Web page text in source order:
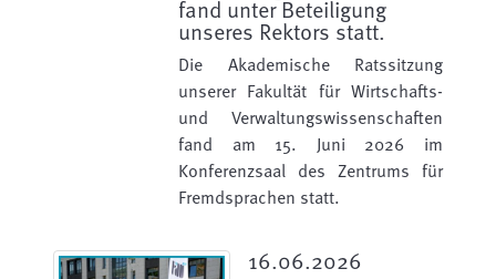
fand unter Beteiligung
unseres Rektors statt.
Die Akademische Ratssitzung
unserer Fakultät für Wirtschafts-
und Verwaltungswissenschaften
fand am 15. Juni 2026 im
Konferenzsaal des Zentrums für
Fremdsprachen statt.
16.06.2026